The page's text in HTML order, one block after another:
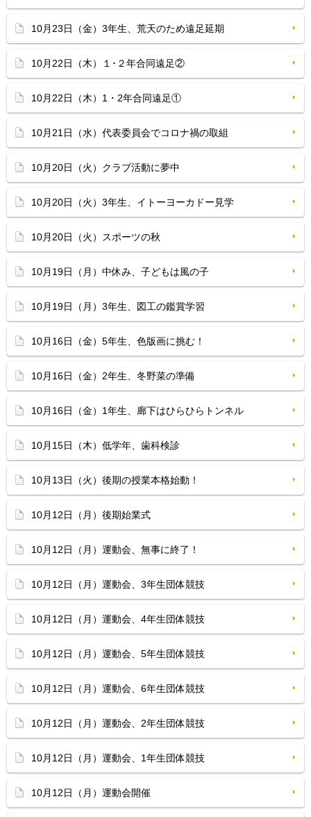
10月23日（金）3年生、荒天のため遠足延期
10月22日（木）１･２年合同遠足②
10月22日（木）1・2年合同遠足①
10月21日（水）代表委員会でコロナ禍の取組
10月20日（火）クラブ活動に夢中
10月20日（火）3年生、イトーヨーカドー見学
10月20日（火）スポーツの秋
10月19日（月）中休み、子どもは風の子
10月19日（月）3年生、図工の鑑賞学習
10月16日（金）5年生、色版画に挑む！
10月16日（金）2年生、冬野菜の準備
10月16日（金）1年生、廊下はひらひらトンネル
10月15日（木）低学年、歯科検診
10月13日（火）後期の授業本格始動！
10月12日（月）後期始業式
10月12日（月）運動会、無事に終了！
10月12日（月）運動会、3年生団体競技
10月12日（月）運動会、4年生団体競技
10月12日（月）運動会、5年生団体競技
10月12日（月）運動会、6年生団体競技
10月12日（月）運動会、2年生団体競技
10月12日（月）運動会、1年生団体競技
10月12日（月）運動会開催